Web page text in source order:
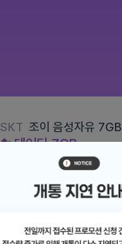
SKT 조이 음성자유 7GB
데이터7GB
문자 100건
월 3,300원